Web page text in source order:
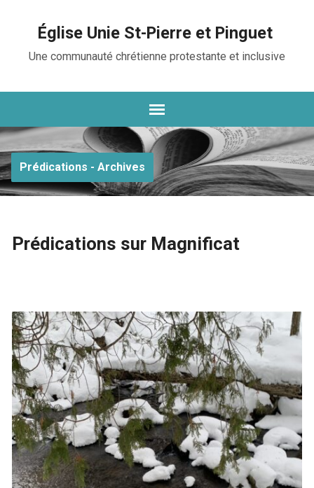
Église Unie St-Pierre et Pinguet
Une communauté chrétienne protestante et inclusive
Prédications - Archives
Prédications sur Magnificat